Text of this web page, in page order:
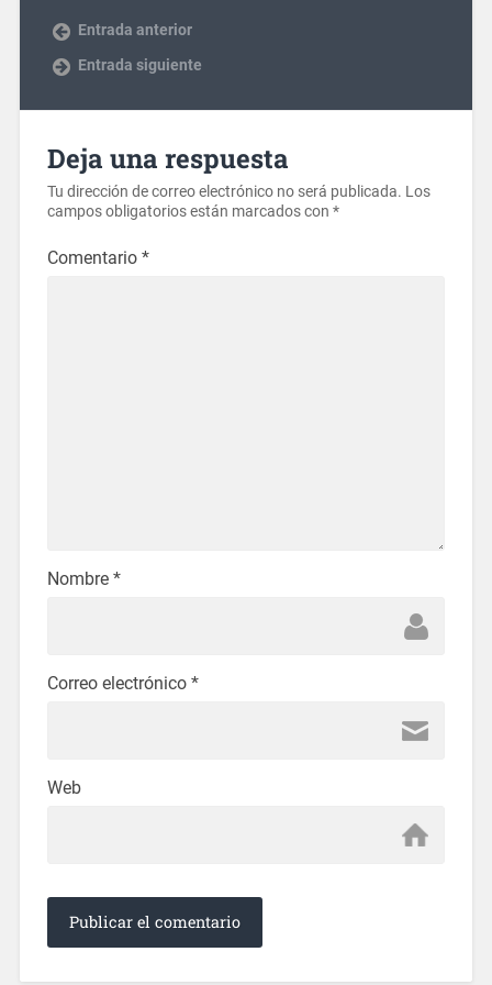
Entrada anterior
Entrada siguiente
Deja una respuesta
Tu dirección de correo electrónico no será publicada. Los
campos obligatorios están marcados con *
Comentario *
Nombre *
Correo electrónico *
Web